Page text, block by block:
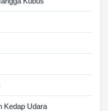
Kedap Udara